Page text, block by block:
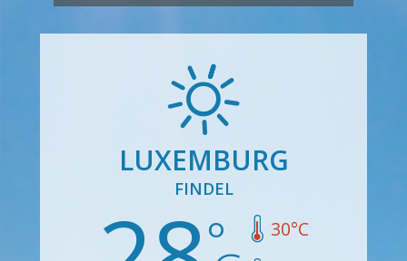
LUXEMBURG
FINDEL
30°C